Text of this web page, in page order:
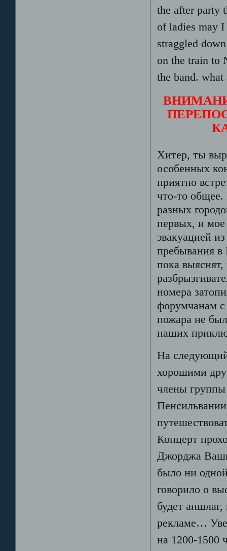
the after party
of ladies may
straggled
on the train to
the band.
Хитер, ты
особенных
приятно
что-то общее.
разных
первых, и
эвакуацией
пребывания
пока
номера
форумчанам с
пожара не
наших
На
хорошими
члены группы
Концерт
Джорджа
было ни
говорило о
будет
рекламе…
на 1200-1500